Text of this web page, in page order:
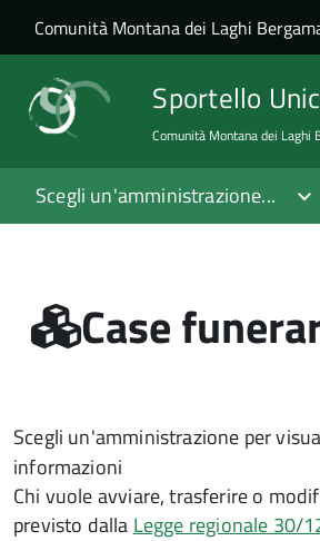
Salta al contenuto principale
Skip to site navigation
Comunità Montana dei Laghi
Sportello
Comunità Montana dei Laghi
Scegli un'amministrazione...
Case
Scegli un'amministrazione per
informazioni
Chi vuole avviare, trasferire o
previsto dalla Legge regionale 30/